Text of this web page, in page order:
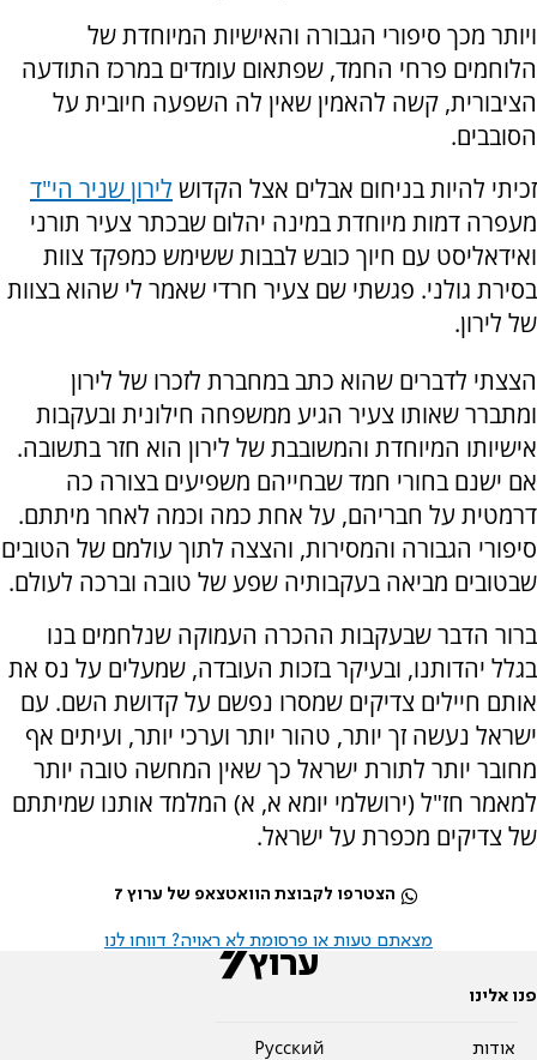
ויותר מכך סיפורי הגבורה והאישיות המיוחדת של
הלוחמים פרחי החמד, שפתאום עומדים במרכז התודעה
הציבורית, קשה להאמין שאין לה השפעה חיובית על
הסובבים.
זכיתי להיות בניחום אבלים אצל הקדוש לירון שניר הי"ד
מעפרה דמות מיוחדת במינה יהלום שבכתר צעיר תורני
ואידאליסט עם חיוך כובש לבבות ששימש כמפקד צוות
בסירת גולני. פגשתי שם צעיר חרדי שאמר לי שהוא בצוות
של לירון.
הצצתי לדברים שהוא כתב במחברת לזכרו של לירון
ומתברר שאותו צעיר הגיע ממשפחה חילונית ובעקבות
אישיותו המיוחדת והמשובבת של לירון הוא חזר בתשובה.
אם ישנם בחורי חמד שבחייהם משפיעים בצורה כה
דרמטית על חבריהם, על אחת כמה וכמה לאחר מיתתם.
סיפורי הגבורה והמסירות, והצצה לתוך עולמם של הטובים
שבטובים מביאה בעקבותיה שפע של טובה וברכה לעולם.
ברור הדבר שבעקבות ההכרה העמוקה שנלחמים בנו
בגלל יהדותנו, ובעיקר בזכות העובדה, שמעלים על נס את
אותם חיילים צדיקים שמסרו נפשם על קדושת השם. עם
ישראל נעשה זך יותר, טהור יותר וערכי יותר, ועיתים אף
מחובר יותר לתורת ישראל כך שאין המחשה טובה יותר
למאמר חז"ל (ירושלמי יומא א, א) המלמד אותנו שמיתתם
של צדיקים מכפרת על ישראל.
הצטרפו לקבוצת הוואטצאפ של ערוץ 7
מצאתם טעות או פרסומת לא ראויה? דווחו לנו
פנו אלינו
אודות
Pусский